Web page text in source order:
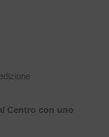
Centro con uno